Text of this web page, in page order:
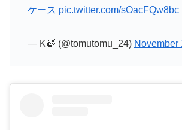
ケース pic.twitter.com/sOacFQw8bc
— K🍃 (@tomutomu_24) November